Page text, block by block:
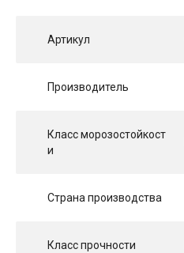
Артикул
Производитель
Класс морозостойкост
и
Страна производства
Класс прочности